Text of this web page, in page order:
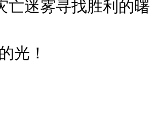
迷雾寻找胜利的曙
光！